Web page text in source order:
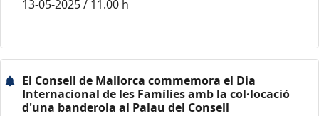
13-05-2025 / 11.00 h
El Consell de Mallorca commemora el Dia
Internacional de les Famílies amb la col·locació
d'una banderola al Palau del Consell